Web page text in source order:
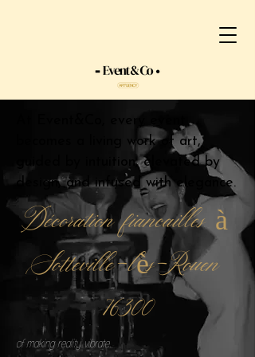
becomes a living work of art,
guided by intuition, elevated by
design, and infused with elegance.
Décoration fiancailles à
Sotteville-lès-Rouen
76300
of making reality vibrate.